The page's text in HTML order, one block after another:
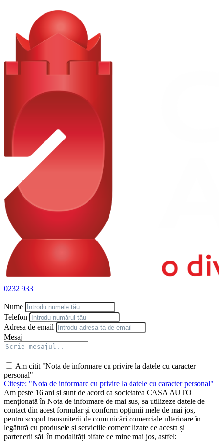
0232 933
Nume
Telefon
Adresa de email
Mesaj
Am citit "Nota de informare cu privire la datele cu caracter
personal"
Citește: "Nota de informare cu privire la datele cu caracter personal"
Am peste 16 ani și sunt de acord ca societatea CASA AUTO
menționată în Nota de informare de mai sus, sa utilizeze datele de
contact din acest formular și conform opțiunii mele de mai jos,
pentru scopul transmiterii de comunicări comerciale ulterioare în
legătură cu produsele și serviciile comercilizate de acesta și
partenerii săi, în modalități bifate de mine mai jos, astfel: